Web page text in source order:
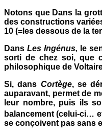
Notons que Dans la
des constructions
10 (=les dessous de la
Dans Les Ingénus, le
sorti de chez soi, que
philosophique de
Si, dans Cortège, se
auparavant, permet de
leur nombre, puis ils
balancement (celui-ci…
se conçoivent pas sans